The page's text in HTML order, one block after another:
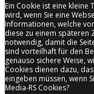
Ein Cookie ist eine
wird, wenn Sie eine
Informationen, welche
diese zu einem späteren
notwendig, damit die
sind vorteilhaft für den
genauso sichere Weise,
Cookies dienen dazu,
eingeben müssen, wenn
Media-RS Cookies?